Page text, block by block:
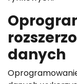
danych